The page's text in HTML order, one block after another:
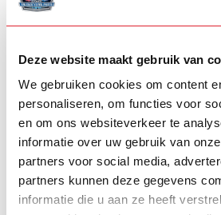
Deze website maakt gebruik van
We gebruiken cookies om content
personaliseren, om functies voor
en om ons websiteverkeer te
informatie over uw gebruik van
partners voor social media,
partners kunnen deze gegevens
informatie die u aan ze heeft
RELATED PRODUCTS
Solarguard bumper
spoiler DAF XF/XG/XG+
In stock
GIS
Stainless Driving light
bracket for DAF XF, XG,
XG+
In stock